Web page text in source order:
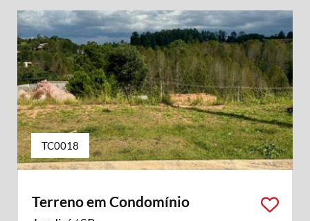
TC0018
Terreno em Condomínio